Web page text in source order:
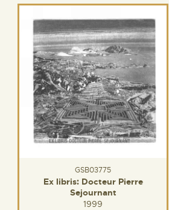
GSB03775
Ex libris: Docteur Pierre
Sejournant
1999